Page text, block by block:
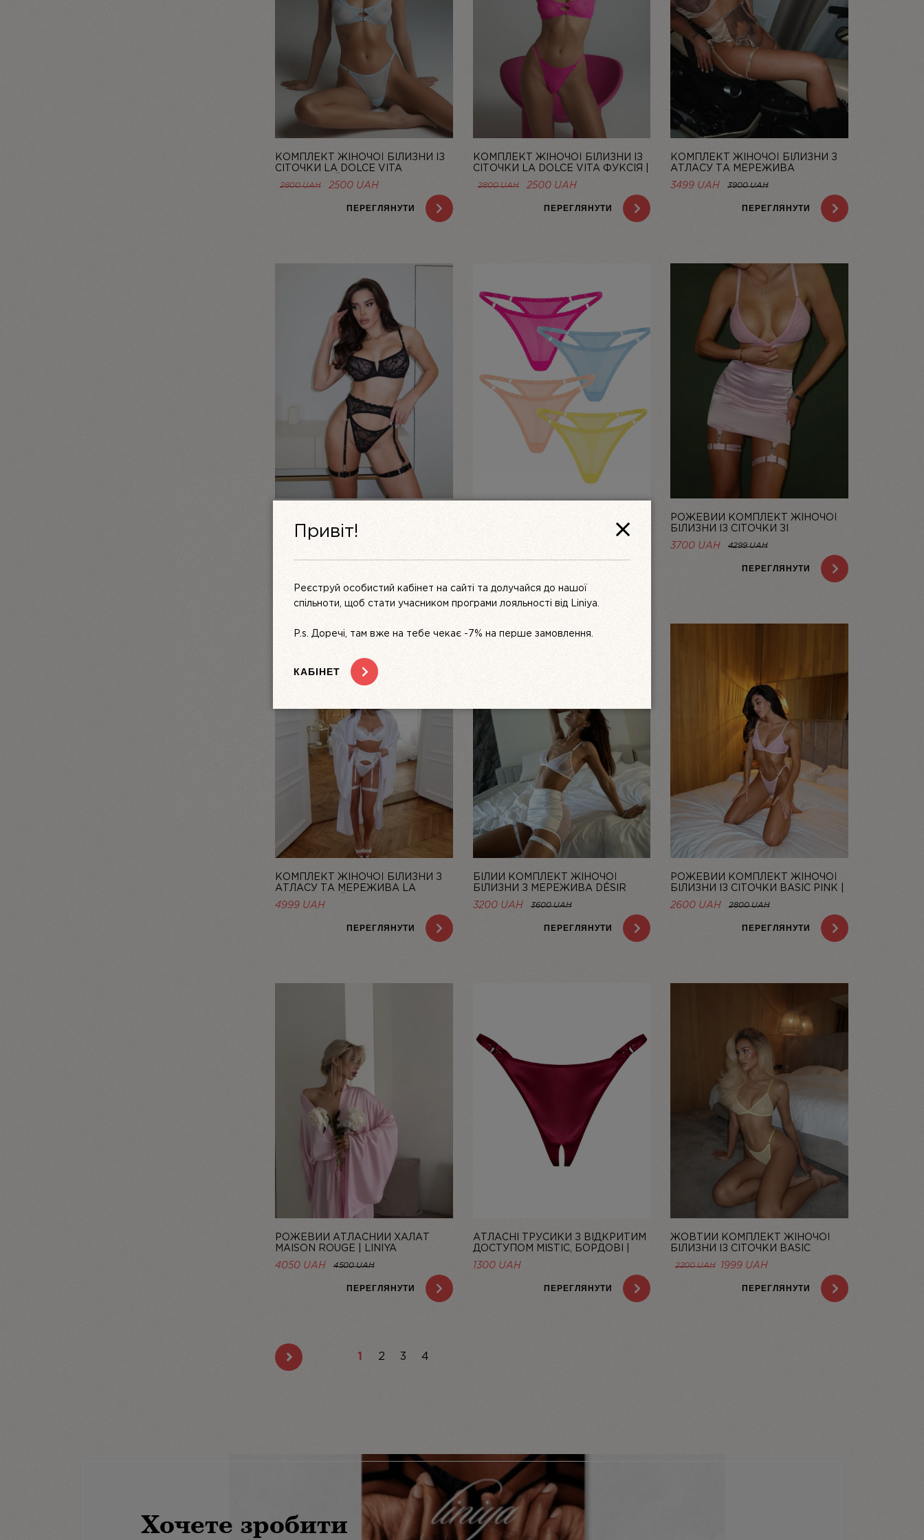
КОМПЛЕКТ ЖІНОЧОЇ БІЛИЗНИ ІЗ
СІТОЧКИ LA DOLCE VITA
БЛАКИТНИЙ | LINIYA
2800UAH
ОРИГІНАЛЬНА
2800 UAH.
2500 UAH
2500 UAH.
ПЕРЕГЛЯНУТИ
КОМПЛЕКТ ЖІНОЧОЇ БІЛИЗНИ ІЗ
СІТОЧКИ LA DOLCE VITA ФУКСІЯ |
2800UAH
ОРИГІНАЛЬНА
2800 UAH.
2500 UAHПОТОЧНА
2500 UAH.
ПЕРЕГЛЯНУТИ
КОМПЛЕКТ ЖІНОЧОЇ БІЛИЗНИ З
АТЛАСУ ТА МЕРЕЖИВА
CHAMPAGNE | LINIYA
3499 UAH 3900 UAH
ПЕРЕГЛЯНУТИ
МЕРЕЖИВА ЧОРНИЙ MUSE |
LINIYA
(НАБІР 4 ШТ.) — СІТКА “LA DOLCE
РОЖЕВИЙ КОМПЛЕКТ ЖІНОЧОЇ
БІЛИЗНИ ІЗ СІТОЧКИ ЗІ
СПІДНИЦЕЮ BASIC PINK | LINIYA
3700 UAH 4299 UAH
ПЕРЕГЛЯНУТИ
КОМПЛЕКТ ЖІНОЧОЇ БІЛИЗНИ З
АТЛАСУ ТА МЕРЕЖИВА LA
PERLE, БІЛИЙ | LINIYA
4999 UAH
ПЕРЕГЛЯНУТИ
БІЛИЙ КОМПЛЕКТ ЖІНОЧОЇ
БІЛИЗНИ З МЕРЕЖИВА DÉSIR
FATAL | LINIYA
3200 UAH 3600 UAH
ПЕРЕГЛЯНУТИ
РОЖЕВИЙ КОМПЛЕКТ ЖІНОЧОЇ
БІЛИЗНИ ІЗ СІТОЧКИ BASIC PINK |
LINIYA
2600 UAH 2800 UAH
ПЕРЕГЛЯНУТИ
РОЖЕВИЙ АТЛАСНИЙ ХАЛАТ
MAISON ROUGE | LINIYA
4050 UAH 4500 UAH
ПЕРЕГЛЯНУТИ
АТЛАСНІ ТРУСИКИ З ВІДКРИТИМ
ДОСТУПОМ MISTIC, БОРДОВІ |
LINIYA
1300 UAH
ПЕРЕГЛЯНУТИ
ЖОВТИЙ КОМПЛЕКТ ЖІНОЧОЇ
БІЛИЗНИ ІЗ СІТОЧКИ BASIC
LEMON | LINIYA
2200UAH 1999 UAH
ПЕРЕГЛЯНУТИ
1 2 3 4
Хочете зробити
Привіт!
Реєструй особистий кабінет на сайті та долучайся до нашої
спільноти, щоб стати учасником програми лояльності від Liniya.
P.s. Доречі, там вже на тебе чекає -7% на перше замовлення.
КАБІНЕТ